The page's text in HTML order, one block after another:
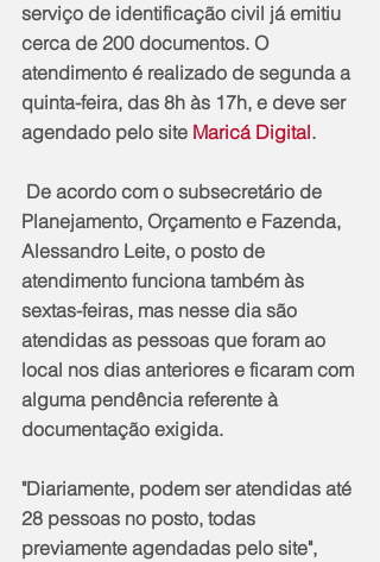
serviço de identificação civil já emitiu
cerca de 200 documentos. O
atendimento é realizado de segunda a
quinta-feira, das 8h às 17h, e deve ser
agendado pelo site Maricá Digital.
Planejamento, Orçamento e Fazenda,
Alessandro Leite, o posto de
atendimento funciona também às
sextas-feiras, mas nesse dia são
atendidas as pessoas que foram ao
local nos dias anteriores e ficaram com
alguma pendência referente à
documentação exigida.
"Diariamente, podem ser atendidas até
28 pessoas no posto, todas
previamente agendadas pelo site",